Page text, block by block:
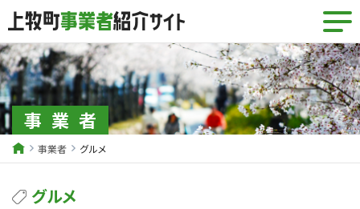
事業者
事業者 グルメ
グルメ